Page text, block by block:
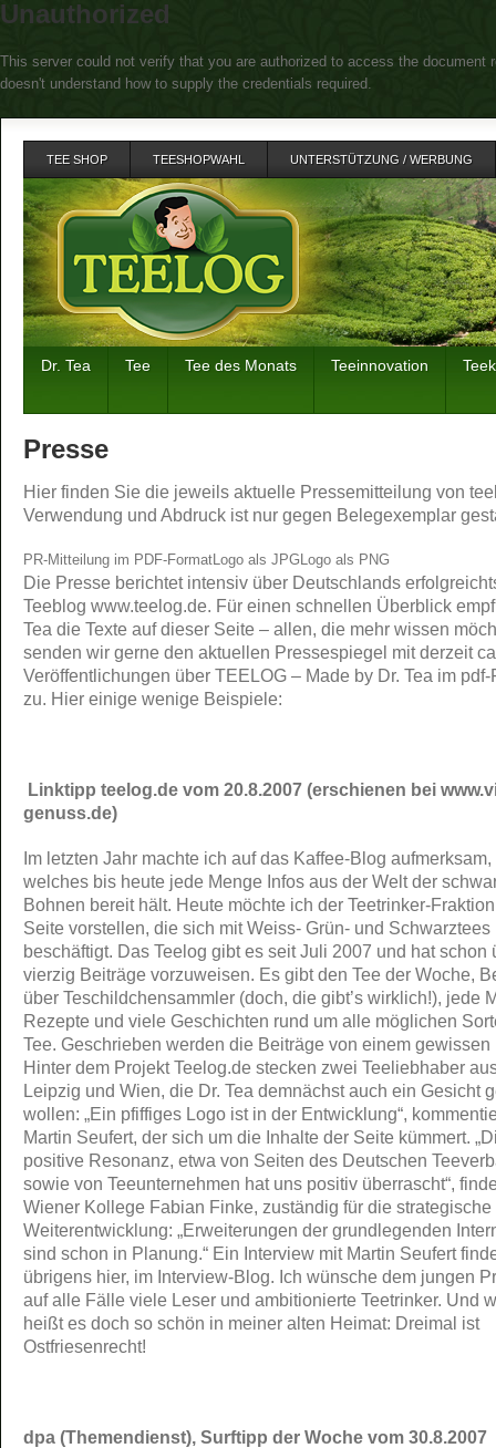
Unauthorized
This server could not verify that you are authorized to access the
doesn't understand how to supply the credentials required.
TEE SHOP TEESHOPWAHL UNTERSTÜTZUNG / WERBUNG
Dr. Tea Tee Tee des Monats Teeinnovation
Presse
Hier finden Sie die jeweils aktuelle Pressemitteilung von
Verwendung und Abdruck ist nur gegen Belegexemplar
PR-Mitteilung im PDF-FormatLogo als JPG Logo als PNG
Die Presse berichtet intensiv über Deutschlands
Teeblog www.teelog.de. Für einen schnellen Überblick
Tea die Texte auf dieser Seite – allen, die mehr wissen
senden wir gerne den aktuellen Pressespiegel mit derzeit
Veröffentlichungen über TEELOG – Made by Dr. Tea im pdf-
zu. Hier einige wenige Beispiele:
Linktipp teelog.de vom 20.8.2007 (erschienen bei
genuss.de)
Im letzten Jahr machte ich auf das Kaffee-Blog aufmerksam,
welches bis heute jede Menge Infos aus der Welt der
Bohnen bereit hält. Heute möchte ich der Teetrinker-
Seite vorstellen, die sich mit Weiss- Grün- und Schwarztees
beschäftigt. Das Teelog gibt es seit Juli 2007 und hat schon
vierzig Beiträge vorzuweisen. Es gibt den Tee der Woche,
über Teschildchensammler (doch, die gibt’s wirklich!), jede
Rezepte und viele Geschichten rund um alle möglichen
Tee. Geschrieben werden die Beiträge von einem gewissen
Hinter dem Projekt Teelog.de stecken zwei Teeliebhaber
Leipzig und Wien, die Dr. Tea demnächst auch ein Gesicht
wollen: „Ein pfiffiges Logo ist in der Entwicklung“,
Martin Seufert, der sich um die Inhalte der Seite kümmert.
positive Resonanz, etwa von Seiten des Deutschen
sowie von Teeunternehmen hat uns positiv überrascht“,
Wiener Kollege Fabian Finke, zuständig für die strategische
Weiterentwicklung: „Erweiterungen der grundlegenden
sind schon in Planung.“ Ein Interview mit Martin Seufert
übrigens hier, im Interview-Blog. Ich wünsche dem jungen
auf alle Fälle viele Leser und ambitionierte Teetrinker. Und
heißt es doch so schön in meiner alten Heimat: Dreimal ist
Ostfriesenrecht!
dpa (Themendienst), Surftipp der Woche vom 30.8.2007